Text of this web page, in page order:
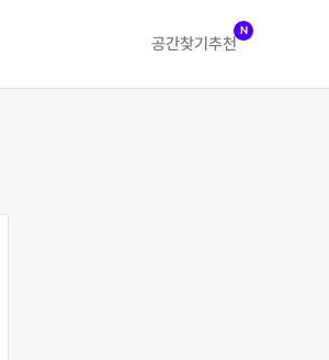
공간찾기 추천
N